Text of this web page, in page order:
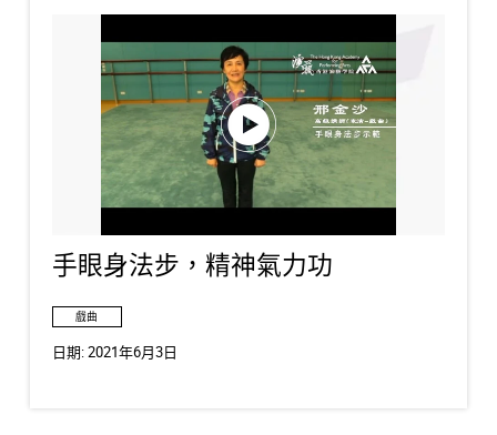
手眼身法步，精神氣力功
戲曲
日期:2021年6月3日